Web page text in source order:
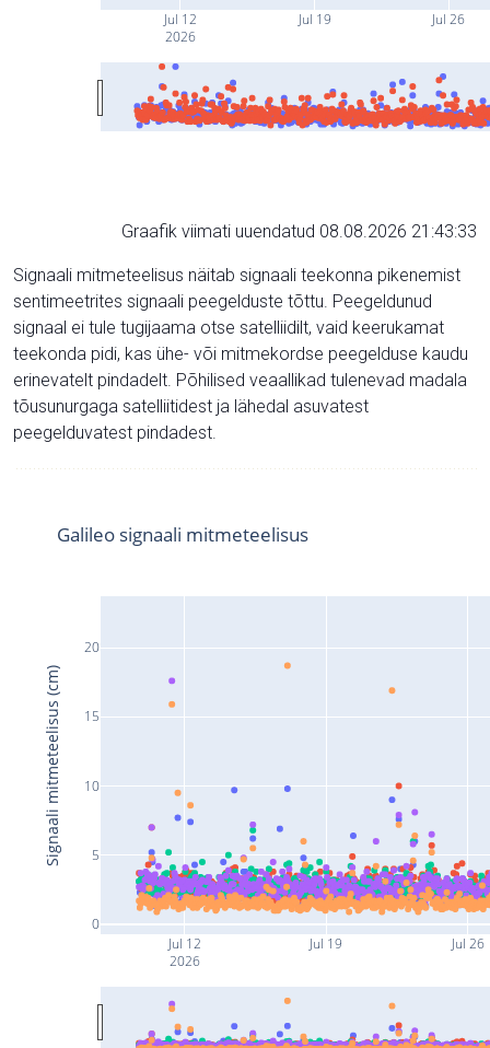
Jul 12
2026
Jul 19 Jul 26
Graafik viimati uuendatud 08.08.2026 21:43:33
Signaali mitmeteelisus näitab signaali teekonna pikenemist
sentimeetrites signaali peegelduste tõttu. Peegeldunud
signaal ei tule tugijaama otse satelliidilt, vaid keerukamat
teekonda pidi, kas ühe- või mitmekordse peegelduse kaudu
erinevatelt pindadelt. Põhilised veaallikad tulenevad madala
tõusunurgaga satelliitidest ja lähedal asuvatest
peegelduvatest pindadest.
Jul 12
2026
Jul 19 Jul 26
0
5
10
15
20
Galileo signaali mitmeteelisus
Signaali mitmeteelisus (cm)